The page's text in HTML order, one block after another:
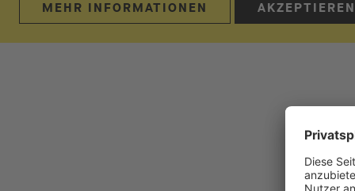
MEHR INFORMATIONEN AKZEPTIEREN